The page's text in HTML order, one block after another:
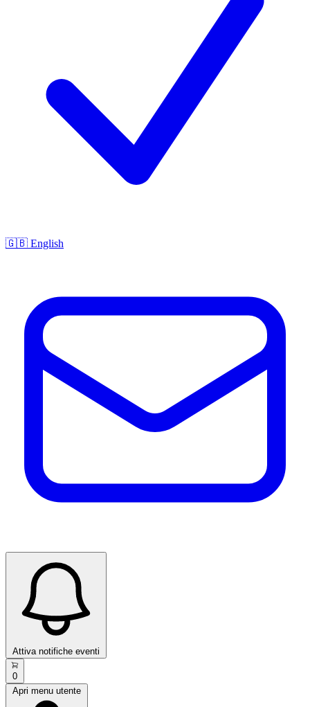
🇬🇧 English
Attiva notifiche eventi
0
Apri menu utente